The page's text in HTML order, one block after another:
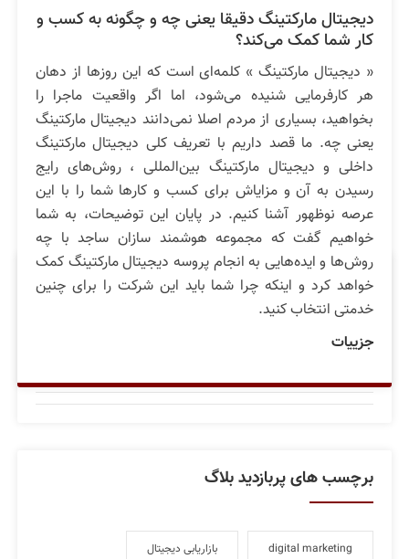
دیجیتال مارکتینگ دقیقا یعنی چه و چگونه به کسب و
کار شما کمک می‌کند؟
« دیجیتال مارکتینگ » کلمه‌ای است که این روزها از دهان
هر کارفرمایی شنیده می‌شود، اما اگر واقعیت ماجرا را
بخواهید، بسیاری از مردم اصلا نمی‌دانند دیجیتال مارکتینگ
یعنی چه. ما قصد داریم با تعریف کلی دیجیتال مارکتینگ
داخلی و دیجیتال مارکتینگ بین‌المللی ، روش‌های رایج
رسیدن به آن و مزایاش برای کسب و کارها شما را با این
عرصه نوظهور آشنا کنیم. در پایان این توضیحات، به شما
خواهیم گفت که مجموعه هوشمند سازان ساجد با چه
روش‌ها و ایده‌هایی به انجام پروسه دیجیتال مارکتینگ کمک
خواهد کرد و اینکه چرا شما باید این شرکت را برای چنین
خدمتی انتخاب کنید.
جزییات
آرشیو بلاگ
2021
برچسب های پربازدید بلاگ
digital marketing بازاریابی دیجیتال